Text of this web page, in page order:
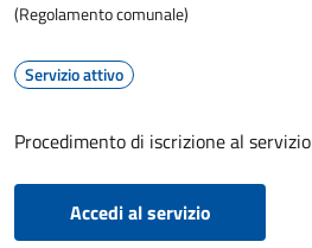
(Regolamento comunale)
Servizio attivo
Procedimento di iscrizione al servizio
Accedi al servizio